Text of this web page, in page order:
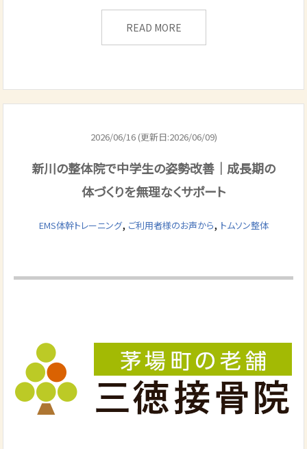
READ MORE
2026/06/16 (更新日:2026/06/09)
新川の整体院で中学生の姿勢改善｜成長期の
体づくりを無理なくサポート
EMS体幹トレーニング, ご利用者様のお声から, トムソン整体